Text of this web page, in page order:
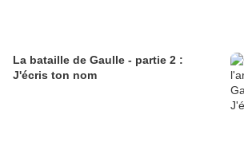
La bataille de Gaulle - partie 2 :
J'écris ton nom